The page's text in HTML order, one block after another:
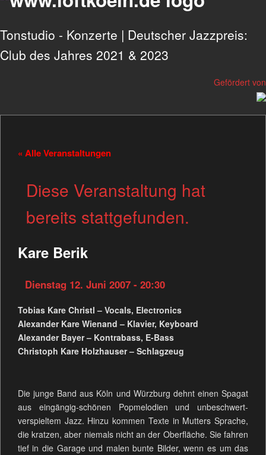
Tonstudio - Konzerte | Deutscher Jazzpreis:
Club des Jahres 2021 & 2023
Gefördert von
« Alle Veranstaltungen
Diese Veranstaltung hat
bereits stattgefunden.
Kare Berik
Dienstag 12. Juni 2007 - 20:30
Tobias Kare Christl – Vocals, Electronics
Alexander Kare Wienand – Klavier, Keyboard
Alexander Bayer – Kontrabass, E-Bass
Christoph Kare Holzhauser – Schlagzeug
Die junge Band aus Köln und Würzburg dehnt einen Spagat
aus eingängig-schönen Popmelodien und unbeschwert-
verspieltem Jazz. Hinzu kommen Texte in Mutters Sprache,
die kratzen, aber niemals nicht an der Oberfläche. Sie fahren
tief in die Garage und malen bunte Bilder, wenn es um das